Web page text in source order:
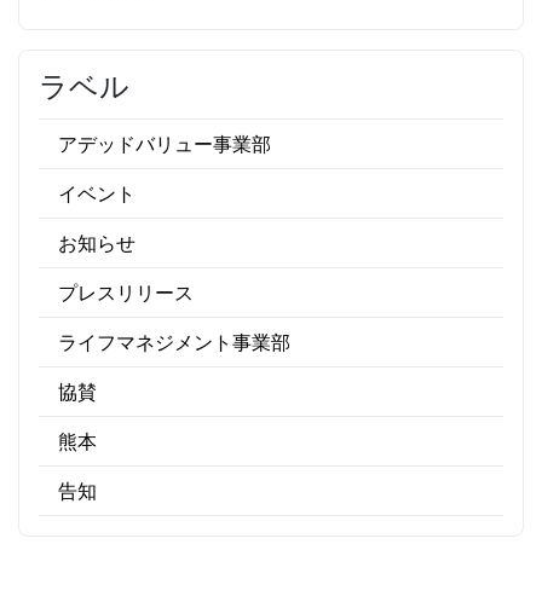
ラベル
アデッドバリュー事業部
イベント
お知らせ
プレスリリース
ライフマネジメント事業部
協賛
熊本
告知